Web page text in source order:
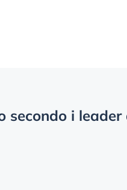
secondo i leader